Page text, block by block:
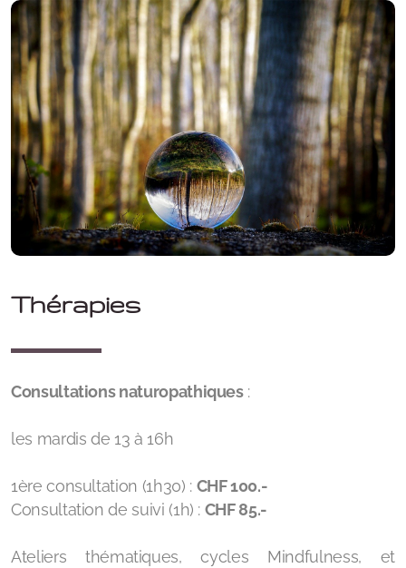
Thérapies
Consultations naturopathiques:
les mardis de 13 à 16h
1ère consultation (1h30) : CHF 100.-
Consultation de suivi (1h) : CHF 85.-
Ateliers thématiques, cycles Mindfulness, et
Cercle de Chants Sacrés et Tambours avec Vijaya |
Vendredi 1sem/2
Construction de Tambours avec Chloé et Lalita |
Espace Nature d'Ashvattha - Genève | 22-23 août
A propos du projet
Toutes les contributions
Contribution Achat Objets inspirants
Contibution Réservation Soins & Expériences
Contribution Achat Time Timer